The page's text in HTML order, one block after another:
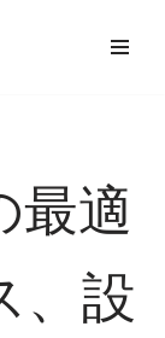
最適
、設